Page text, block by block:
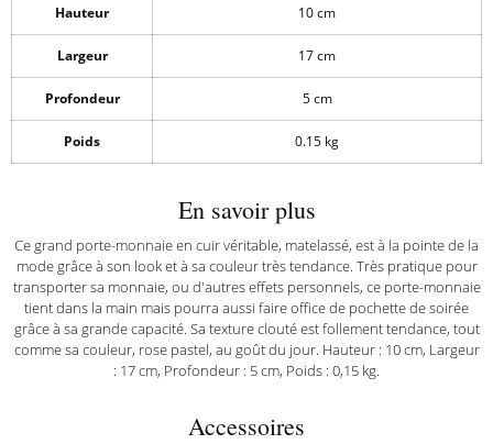
Hauteur 10 cm
Largeur 17 cm
Profondeur 5 cm
Poids 0.15 kg
En savoir plus
Ce grand porte-monnaie en cuir véritable, matelassé, est à la pointe de la
mode grâce à son look et à sa couleur très tendance. Très pratique pour
transporter sa monnaie, ou d'autres effets personnels, ce porte-monnaie
tient dans la main mais pourra aussi faire office de pochette de soirée
grâce à sa grande capacité. Sa texture clouté est follement tendance, tout
comme sa couleur, rose pastel, au goût du jour. Hauteur : 10 cm, Largeur
: 17 cm, Profondeur : 5 cm, Poids : 0,15 kg.
Accessoires